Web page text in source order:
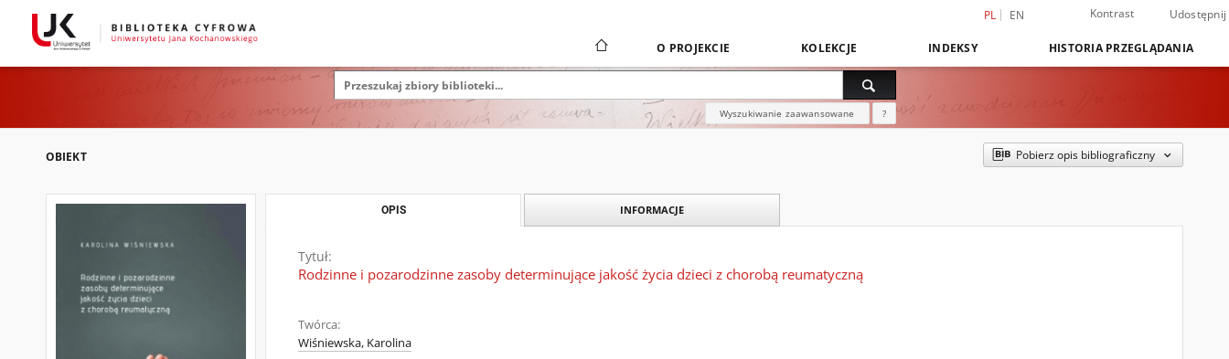
PL EN Kontrast Udostępnij
O PROJEKCIE KOLEKCJE INDEKSY HISTORIA PRZEGLĄDANIA
Wyszukiwanie zaawansowane ?
OBIEKT Pobierz opis bibliograficzny
OPIS INFORMACJE
Tytuł:
Rodzinne i pozarodzinne zasoby determinujące jakość życia dzieci z chorobą reumatyczną
Twórca:
Wiśniewska, Karolina